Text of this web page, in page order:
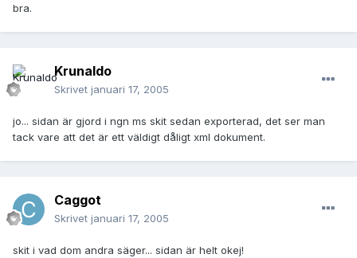
bra.
Krunaldo
Skrivet januari 17, 2005
jo... sidan är gjord i ngn ms skit sedan exporterad, det ser man
tack vare att det är ett väldigt dåligt xml dokument.
Caggot
Skrivet januari 17, 2005
skit i vad dom andra säger... sidan är helt okej!